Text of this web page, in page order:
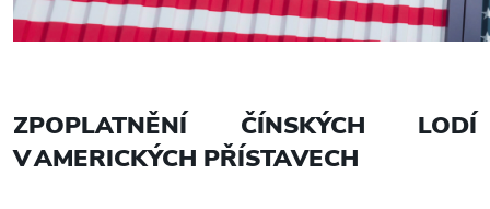
ZPOPLATNĚNÍ ČÍNSKÝCH LODÍ
V AMERICKÝCH PŘÍSTAVECH